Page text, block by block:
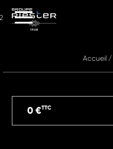
Accueil/
0 €TTC